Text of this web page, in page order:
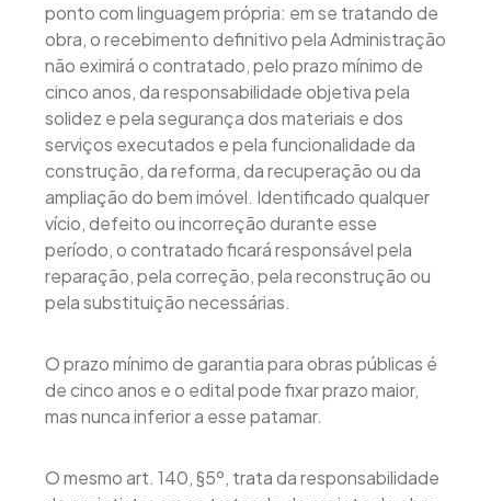
ponto com linguagem própria: em se tratando de
obra, o recebimento definitivo pela Administração
não eximirá o contratado, pelo prazo mínimo de
cinco anos, da responsabilidade objetiva pela
solidez e pela segurança dos materiais e dos
serviços executados e pela funcionalidade da
construção, da reforma, da recuperação ou da
ampliação do bem imóvel. Identificado qualquer
vício, defeito ou incorreção durante esse
período, o contratado ficará responsável pela
reparação, pela correção, pela reconstrução ou
pela substituição necessárias.
O prazo mínimo de garantia para obras públicas é
de cinco anos e o edital pode fixar prazo maior,
mas nunca inferior a esse patamar.
O mesmo art. 140, §5º, trata da responsabilidade